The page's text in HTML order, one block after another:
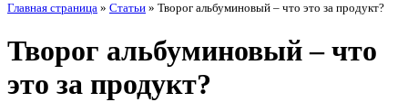
Главная страница » Статьи » Творог альбуминовый – что это за продукт?
Творог альбуминовый – что
это за продукт?